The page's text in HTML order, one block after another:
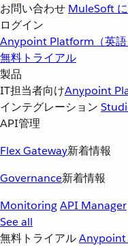
お問い合わせ MuleSoft
ログイン
Anypoint Platform（英語
無料トライアル
製品
IT担当者向けAnypoint
インテグレーション
API管理
Flex Gateway新着情報
Governance新着情報
MonitoringAPI Manager
See all
無料トライアルAnypoint